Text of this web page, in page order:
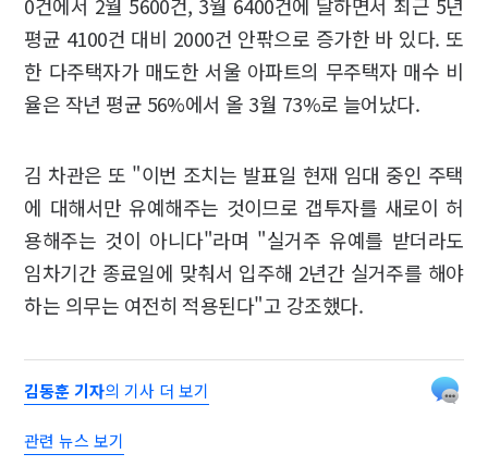
평균 4100건 대비 2000건 안팎으로 증가한 바 있다. 또
한 다주택자가 매도한 서울 아파트의 무주택자 매수 비
율은 작년 평균 56%에서 올 3월 73%로 늘어났다.
김 차관은 또 "이번 조치는 발표일 현재 임대 중인 주택
에 대해서만 유예해주는 것이므로 갭투자를 새로이 허
용해주는 것이 아니다"라며 "실거주 유예를 받더라도
임차기간 종료일에 맞춰서 입주해 2년간 실거주를 해야
하는 의무는 여전히 적용된다"고 강조했다.
김동훈 기자의 기사 더 보기
관련 뉴스 보기